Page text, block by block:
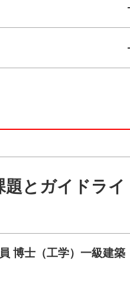
とガイドライ
博士（工学）一級建築